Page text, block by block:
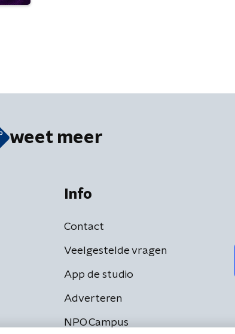
weet meer
Info
Contact
Veelgestelde vragen
App de studio
Adverteren
NPO Campus